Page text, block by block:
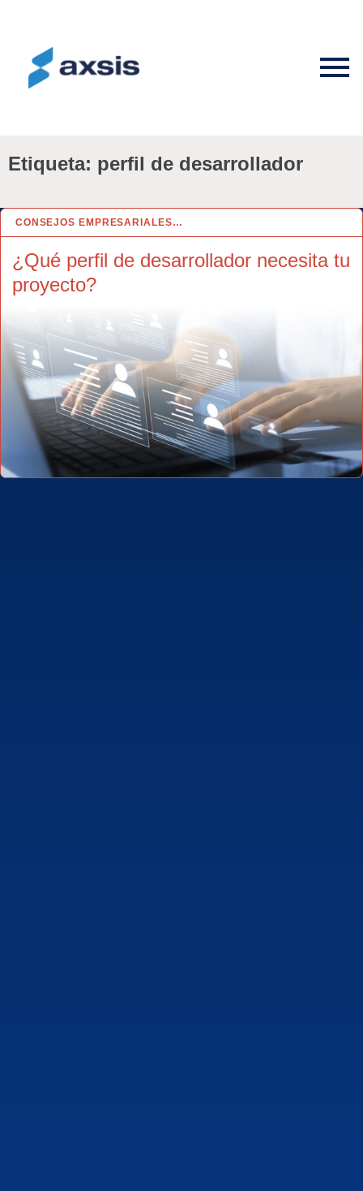
Etiqueta: perfil de desarrollador
CONSEJOS EMPRESARIALES…
¿Qué perfil de desarrollador necesita tu
proyecto?
4 AGO 2025